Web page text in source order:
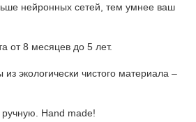
нейронных сетей, тем умнее ваш
от 8 месяцев до 5 лет.
экологически чистого материала –
Hand made!